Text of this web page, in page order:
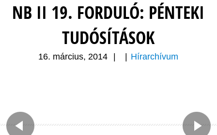
NB II 19. FORDULÓ: PÉNTEKI
TUDÓSÍTÁSOK
16. március, 2014 Hírarchívum